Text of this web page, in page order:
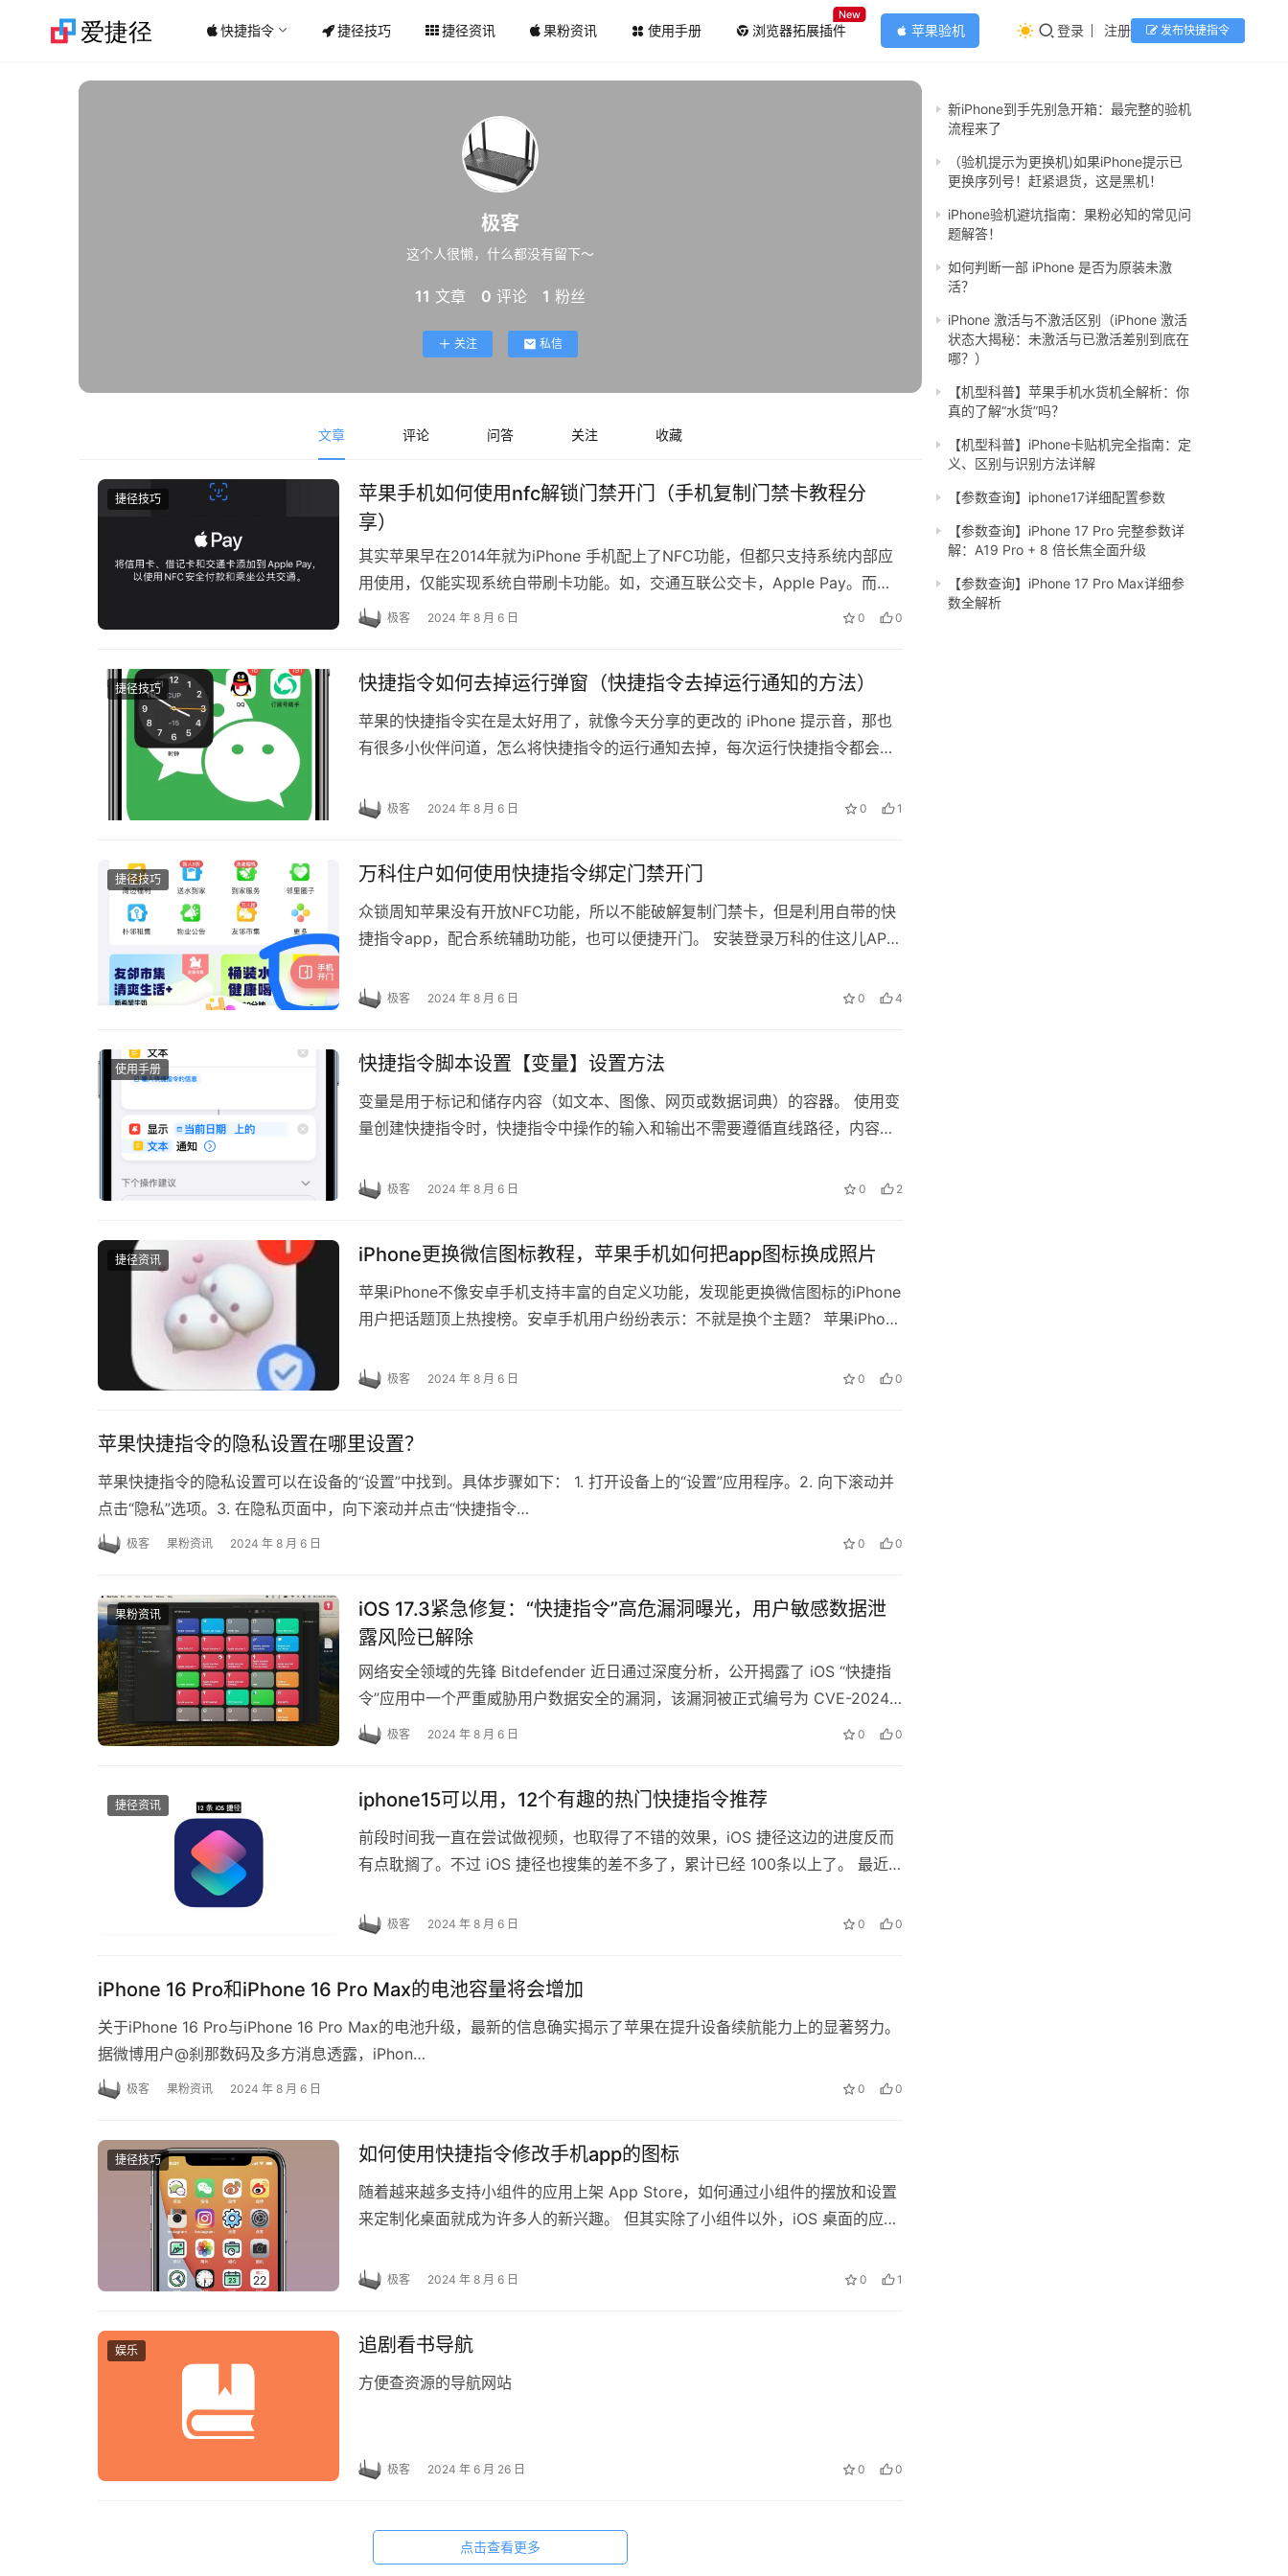
快捷指令 捷径技巧 捷径资讯 果粉资讯 使用手册 浏览器拓展插件
New
apple 苹果验机 登录 注册 发布快捷指令
极客
这个人很懒，什么都没有留下～
11 文章 0 评论 1 粉丝
关注 私信
文章 评论 问答 关注 收藏
捷径技巧
苹果手机如何使用nfc解锁门禁开门（手机复制门禁卡教程分
享）
其实苹果早在2014年就为iPhone 手机配上了NFC功能，但都只支持系统内部应
用使用，仅能实现系统自带刷卡功能。如，交通互联公交卡，Apple Pay。而安
卓阵营的NFC功能由…
极客 2024 年 8 月 6 日 0 0
捷径技巧 快捷指令如何去掉运行弹窗（快捷指令去掉运行通知的方法）
苹果的快捷指令实在是太好用了，就像今天分享的更改的 iPhone 提示音，那也
有很多小伙伴问道，怎么将快捷指令的运行通知去掉，每次运行快捷指令都会想
极客 2024 年 8 月 6 日 0 1
捷径技巧 万科住户如何使用快捷指令绑定门禁开门
众锁周知苹果没有开放NFC功能，所以不能破解复制门禁卡，但是利用自带的快
捷指令app，配合系统辅助功能，也可以便捷开门。 安装登录万科的住这儿APP
极客 2024 年 8 月 6 日 0 4
使用手册 快捷指令脚本设置【变量】设置方法
变量是用于标记和储存内容（如文本、图像、网页或数据词典）的容器。 使用变
量创建快捷指令时，快捷指令中操作的输入和输出不需要遵循直线路径，内容可
极客 2024 年 8 月 6 日 0 2
捷径资讯 iPhone更换微信图标教程，苹果手机如何把app图标换成照片
苹果iPhone不像安卓手机支持丰富的自定义功能，发现能更换微信图标的iPhone
用户把话题顶上热搜榜。安卓手机用户纷纷表示：不就是换个主题？ 苹果iPhone
极客 2024 年 8 月 6 日 0 0
苹果快捷指令的隐私设置在哪里设置？
苹果快捷指令的隐私设置可以在设备的“设置”中找到。具体步骤如下： 1. 打开设备上的“设置”应用程序。2. 向下滚动并
点击“隐私”选项。3. 在隐私页面中，向下滚动并点击“快捷指令…
极客 果粉资讯 2024 年 8 月 6 日 0 0
果粉资讯
iOS 17.3紧急修复：“快捷指令”高危漏洞曝光，用户敏感数据泄
露风险已解除
网络安全领域的先锋 Bitdefender 近日通过深度分析，公开揭露了 iOS “快捷指
令”应用中一个严重威胁用户数据安全的漏洞，该漏洞被正式编号为 CVE-2024-
23204…
极客 2024 年 8 月 6 日 0 0
捷径资讯 iphone15可以用，12个有趣的热门快捷指令推荐
前段时间我一直在尝试做视频，也取得了不错的效果，iOS 捷径这边的进度反而
有点耽搁了。不过 iOS 捷径也搜集的差不多了，累计已经 100条以上了。 最近
极客 2024 年 8 月 6 日 0 0
iPhone 16 Pro和iPhone 16 Pro Max的电池容量将会增加
关于iPhone 16 Pro与iPhone 16 Pro Max的电池升级，最新的信息确实揭示了苹果在提升设备续航能力上的显著努力。
据微博用户@刹那数码及多方消息透露，iPhon…
极客 果粉资讯 2024 年 8 月 6 日 0 0
捷径技巧 如何使用快捷指令修改手机app的图标
随着越来越多支持小组件的应用上架 App Store，如何通过小组件的摆放和设置
来定制化桌面就成为许多人的新兴趣。 但其实除了小组件以外，iOS 桌面的应用
极客 2024 年 8 月 6 日 0 1
娱乐 追剧看书导航
方便查资源的导航网站
极客 2024 年 6 月 26 日 0 0
点击查看更多
新iPhone到手先别急开箱：最完整的验机
流程来了
（验机提示为更换机)如果iPhone提示已
更换序列号！赶紧退货，这是黑机！
iPhone验机避坑指南：果粉必知的常见问
题解答！
如何判断一部 iPhone 是否为原装未激
活？
iPhone 激活与不激活区别（iPhone 激活
状态大揭秘：未激活与已激活差别到底在
哪？）
【机型科普】苹果手机水货机全解析：你
真的了解“水货”吗？
【机型科普】iPhone卡贴机完全指南：定
义、区别与识别方法详解
【参数查询】iphone17详细配置参数
【参数查询】iPhone 17 Pro 完整参数详
解：A19 Pro + 8 倍长焦全面升级
【参数查询】iPhone 17 Pro Max详细参
数全解析